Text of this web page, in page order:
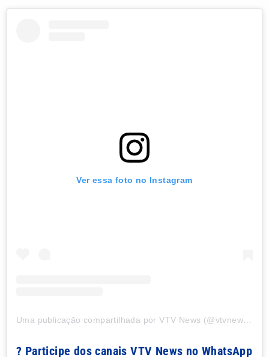
Ver essa foto no Instagram
? Participe dos canais VTV News no WhatsApp